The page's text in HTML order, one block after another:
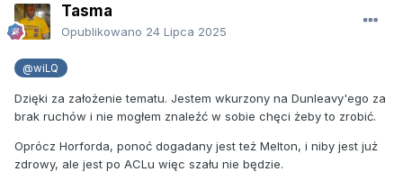
Tasma
Opublikowano 24 Lipca 2025
@wiLQ
Dzięki za założenie tematu. Jestem wkurzony na Dunleavy'ego za
brak ruchów i nie mogłem znaleźć w sobie chęci żeby to zrobić.
Oprócz Horforda, ponoć dogadany jest też Melton, i niby jest już
zdrowy, ale jest po ACLu więc szału nie będzie.